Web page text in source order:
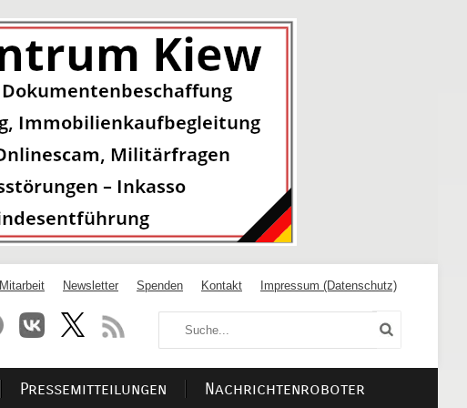
Mitarbeit Newsletter Spenden Kontakt Impressum (Datenschutz)
Pressemitteilungen Nachrichtenroboter